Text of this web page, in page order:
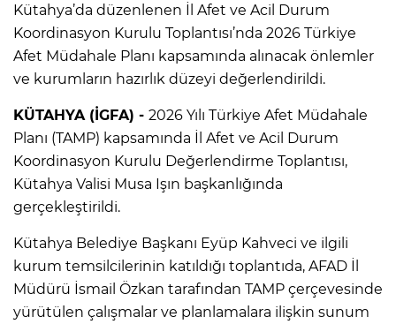
Kütahya’da düzenlenen İl Afet ve Acil Durum
Koordinasyon Kurulu Toplantısı’nda 2026 Türkiye
Afet Müdahale Planı kapsamında alınacak önlemler
ve kurumların hazırlık düzeyi değerlendirildi.
KÜTAHYA (İGFA) - 2026 Yılı Türkiye Afet Müdahale
Planı (TAMP) kapsamında İl Afet ve Acil Durum
Koordinasyon Kurulu Değerlendirme Toplantısı,
Kütahya Valisi Musa Işın başkanlığında
gerçekleştirildi.
Kütahya Belediye Başkanı Eyüp Kahveci ve ilgili
kurum temsilcilerinin katıldığı toplantıda, AFAD İl
Müdürü İsmail Özkan tarafından TAMP çerçevesinde
yürütülen çalışmalar ve planlamalara ilişkin sunum